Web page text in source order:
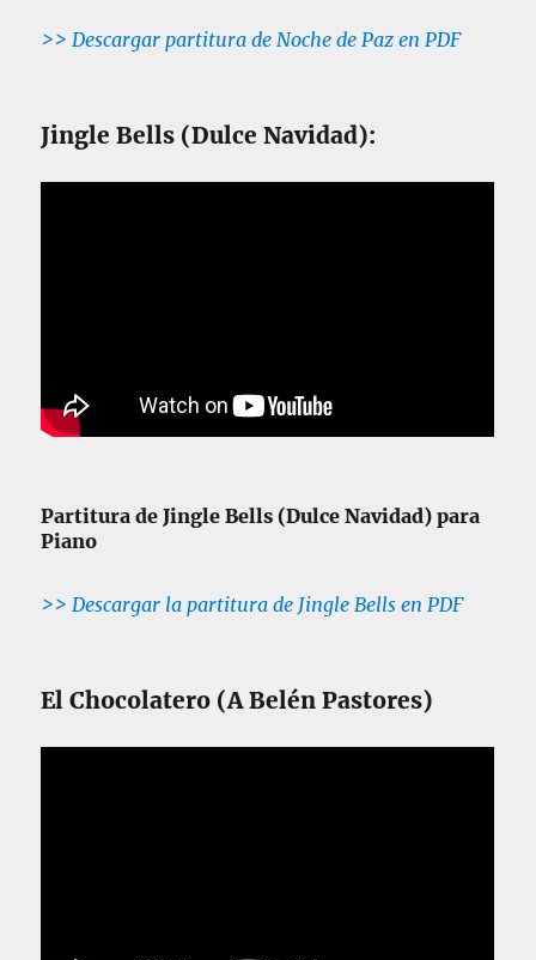
>> Descargar partitura de Noche de Paz en PDF
Jingle Bells (Dulce Navidad):
Partitura de Jingle Bells (Dulce Navidad) para
Piano
>> Descargar la partitura de Jingle Bells en PDF
El Chocolatero (A Belén Pastores)